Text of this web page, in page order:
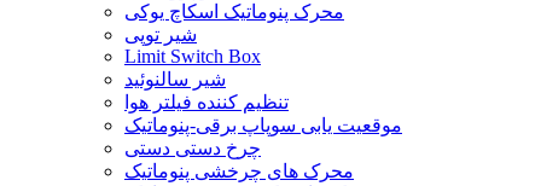
محرک پنوماتیک اسکاچ یوکی
شیر توپی
Limit Switch Box
شیر سالنوئید
تنظیم کننده فیلتر هوا
موقعیت یابی سوپاپ برقی-پنوماتیک
چرخ دستی دستی
محرک های چرخشی پنوماتیک